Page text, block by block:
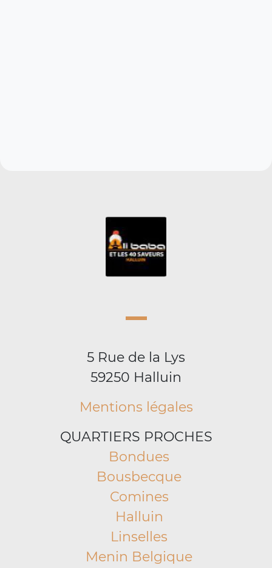
5 Rue de la Lys
59250 Halluin
Mentions légales
QUARTIERS PROCHES
Bondues
Bousbecque
Comines
Halluin
Linselles
Menin Belgique